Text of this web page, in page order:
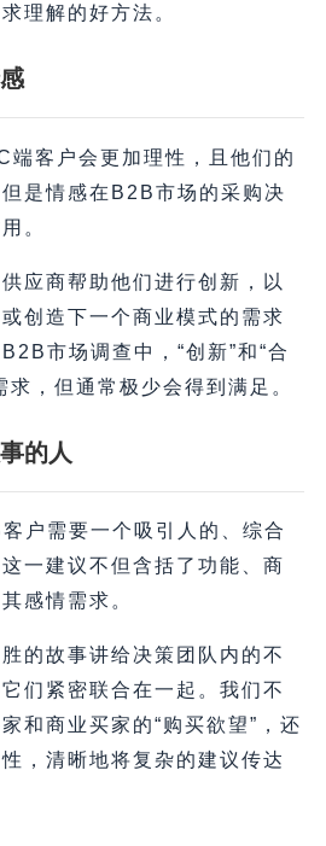
理解的好方法。
端客户会更加理性，且他们的
是情感在B2B市场的采购决
。
应商帮助他们进行创新，以
创造下一个商业模式的需求
市场调查中，“创新”和“合
求，但通常极少会得到满足。
的人
户需要一个吸引人的、综合
一建议不但含括了功能、商
感情需求。
的故事讲给决策团队内的不
们紧密联合在一起。我们不
和商业买家的“购买欲望”，还
，清晰地将复杂的建议传达